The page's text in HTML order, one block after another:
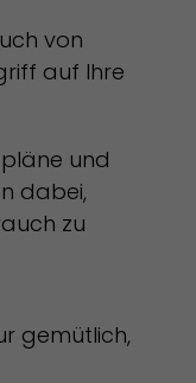
von
auf Ihre
und
dabei,
zu
gemütlich,